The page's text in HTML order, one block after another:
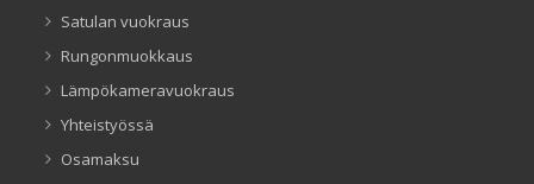
Satulan vuokraus
Rungonmuokkaus
Lämpökameravuokraus
Yhteistyössä
Osamaksu